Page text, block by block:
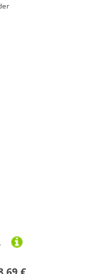
3,M (22-24 Zoll))